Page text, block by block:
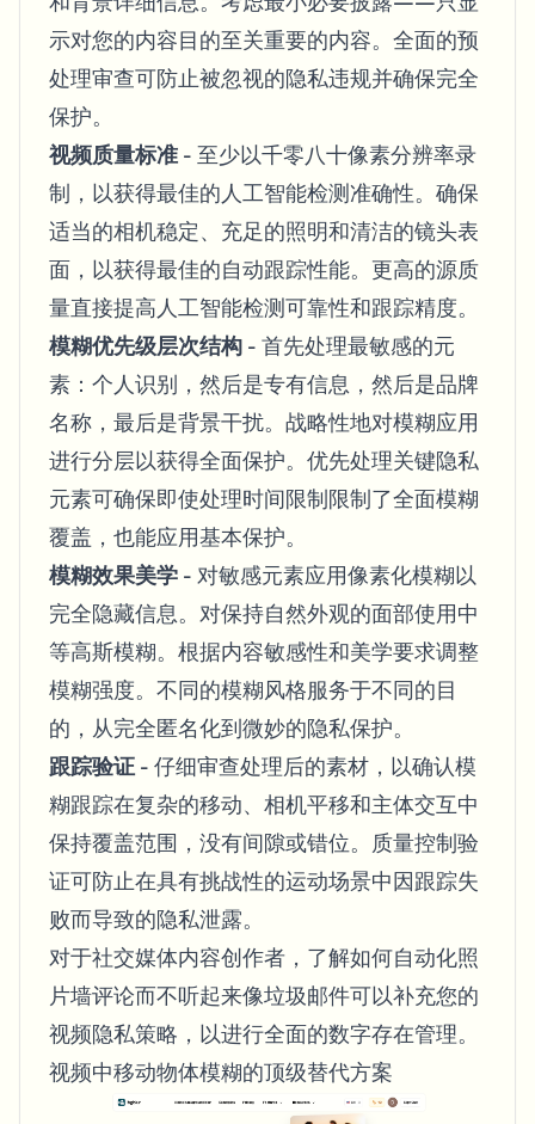
示对您的内容目的至关重要的内容。全面的预
处理审查可防止被忽视的隐私违规并确保完全
保护。
视频质量标准 - 至少以千零八十像素分辨率录
制，以获得最佳的人工智能检测准确性。确保
适当的相机稳定、充足的照明和清洁的镜头表
面，以获得最佳的自动跟踪性能。更高的源质
量直接提高人工智能检测可靠性和跟踪精度。
模糊优先级层次结构 - 首先处理最敏感的元
素：个人识别，然后是专有信息，然后是品牌
名称，最后是背景干扰。战略性地对模糊应用
进行分层以获得全面保护。优先处理关键隐私
元素可确保即使处理时间限制限制了全面模糊
覆盖，也能应用基本保护。
模糊效果美学 - 对敏感元素应用像素化模糊以
完全隐藏信息。对保持自然外观的面部使用中
等高斯模糊。根据内容敏感性和美学要求调整
模糊强度。不同的模糊风格服务于不同的目
的，从完全匿名化到微妙的隐私保护。
跟踪验证 - 仔细审查处理后的素材，以确认模
糊跟踪在复杂的移动、相机平移和主体交互中
保持覆盖范围，没有间隙或错位。质量控制验
证可防止在具有挑战性的运动场景中因跟踪失
败而导致的隐私泄露。
对于社交媒体内容创作者，了解如何自动化照
片墙评论而不听起来像垃圾邮件可以补充您的
视频隐私策略，以进行全面的数字存在管理。
视频中移动物体模糊的顶级替代方案